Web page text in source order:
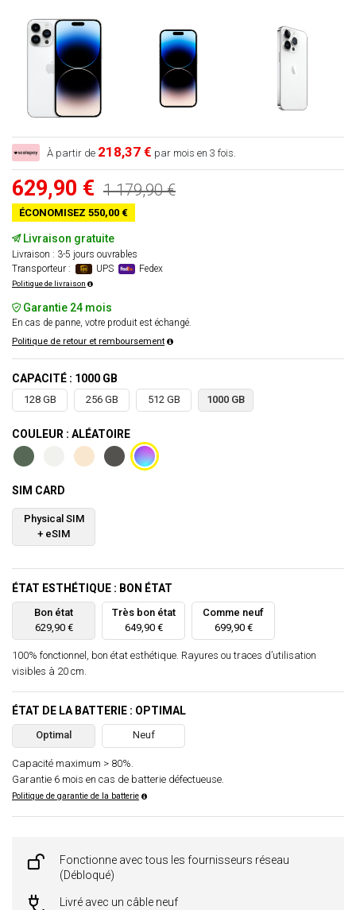
À partir de 218,37 € par mois en 3 fois.
629,90 € 1 179,90 €
ÉCONOMISEZ 550,00 €
Livraison gratuite
Livraison : 3-5 jours ouvrables
Transporteur :
UPS Fedex
Politique de livraison
Garantie 24 mois
En cas de panne, votre produit est échangé.
Politique de retour et remboursement
CAPACITÉ : 1000 GB
128 GB 256 GB 512 GB 1000 GB
COULEUR : ALÉATOIRE
SIM CARD
Physical SIM
+ eSIM
ÉTAT ESTHÉTIQUE : BON ÉTAT
Bon état
629,90 €
Très bon état
649,90 €
Comme neuf
699,90 €
100% fonctionnel, bon état esthétique. Rayures ou traces d’utilisation
visibles à 20 cm.
ÉTAT DE LA BATTERIE : OPTIMAL
Optimal Neuf
Capacité maximum > 80%.
Garantie 6 mois en cas de batterie défectueuse.
Politique de garantie de la batterie
Fonctionne avec tous les fournisseurs réseau
(Débloqué)
Livré avec un câble neuf